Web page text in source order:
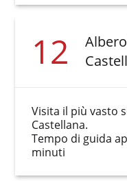
12
Visita il più vasto
Castellana.
Tempo di guida
minuti